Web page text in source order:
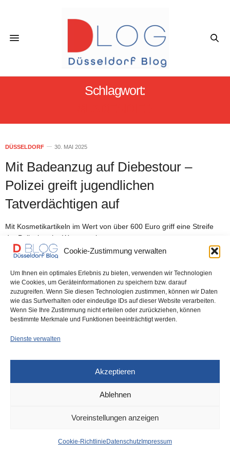
Cookie-Zustimmung verwalten
Um Ihnen ein optimales Erlebnis zu bieten, verwenden wir Technologien
wie Cookies, um Geräteinformationen zu speichern bzw. darauf
zuzugreifen. Wenn Sie diesen Technologien zustimmen, können wir Daten
wie das Surfverhalten oder eindeutige IDs auf dieser Website verarbeiten.
Wenn Sie Ihre Zustimmung nicht erteilen oder zurückziehen, können
bestimmte Merkmale und Funktionen beeinträchtigt werden.
Dienste verwalten
Akzeptieren
Ablehnen
Voreinstellungen anzeigen
Cookie-Richtlinie Datenschutz Impressum
Schlagwort:
DÜSSELDORF 30. MAI 2025
Mit Badeanzug auf Diebestour –
Polizei greift jugendlichen
Tatverdächtigen auf
Mit Kosmetikartikeln im Wert von über 600 Euro griff eine Streife
der Polizeiwache Wersten einen…
IMPRESSUM DATENSCHUTZ COOKIE-RICHTLINIE (EU)